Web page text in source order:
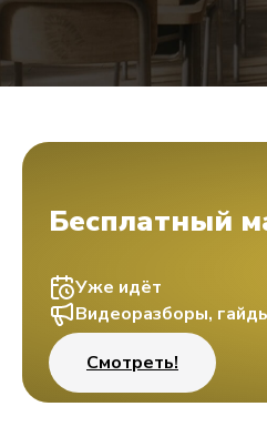
Бесплатный
Уже идёт
Видеоразборы,
Смотреть!